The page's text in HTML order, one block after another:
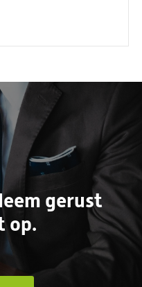
gerust
op.